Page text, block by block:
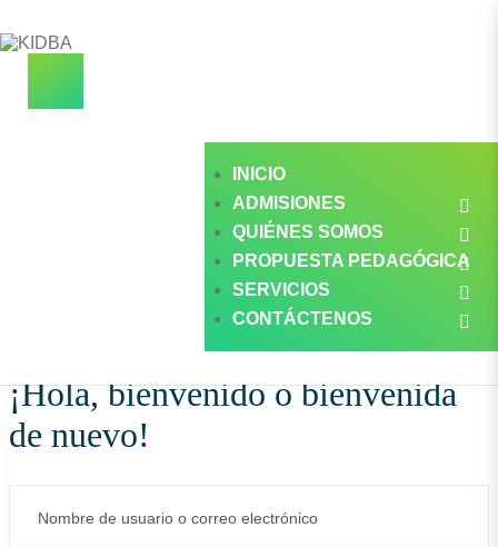
INICIO
ADMISIONES
QUIÉNES SOMOS
PROPUESTA PEDAGÓGICA
SERVICIOS
CONTÁCTENOS
¡Hola, bienvenido o bienvenida
de nuevo!